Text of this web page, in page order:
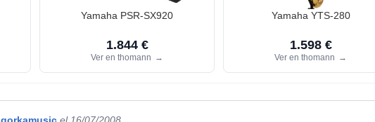
Yamaha PSR-SX920
1.844 €
Ver en thomann →
Yamaha YTS-280
1.598 €
Ver en thomann →
gorkamusic el 16/07/2008